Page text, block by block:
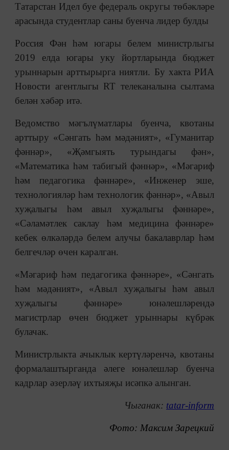
Татарстан Идел буе федераль округы төбәкләре
арасында студентлар саны буенча лидер булды
Россия Фән һәм югары белем министрлыгы
2019 елда югары уку йортларында бюджет
урыннарын арттырырга ниятли. Бу хакта РИА
Новости агентлыгы RT телеканалына сылтама
белән хәбәр итә.
Ведомство мәгълүматлары буенча, квотаны
арттыру «Сәнгать һәм мәдәният», «Гуманитар
фәннәр», «Җәмгыять турындагы фән»,
«Математика һәм табигый фәннәр», «Мәгариф
һәм педагогика фәннәре», «Инженер эше,
технологияләр һәм технологик фәннәр», «Авыл
хуҗалыгы һәм авыл хуҗалыгы фәннәре»,
«Сәламәтлек саклау һәм медицина фәннәре»
кебек өлкәләрдә белем алучы бакалаврлар һәм
белгечләр өчен каралган.
«Мәгариф һәм педагогика фәннәре», «Сәнгать
һәм мәдәният», «Авыл хуҗалыгы һәм авыл
хуҗалыгы фәннәре» юнәлешләрендә
магистрлар өчен бюджет урыннары күбрәк
булачак.
Министрлыкта ачыклык кертүләренчә, квотаны
формалаштырганда әлеге юнәлешләр буенча
кадрлар әзерләү ихтыяҗы исәпкә алынган.
Чыганак: tatar-inform
Фото: Максим Зарецкий